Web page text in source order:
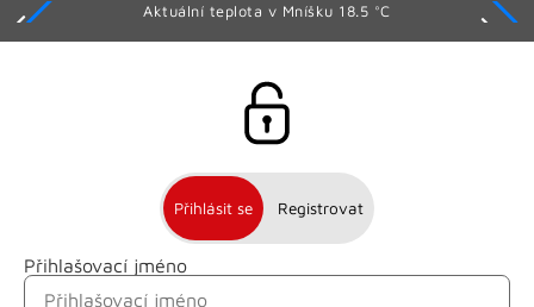
Aktuální teplota v Mníšku 18.5 °C
Přihlásit se Registrovat
Přihlašovací jméno
Jméno